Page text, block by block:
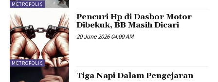
METROPOLIS
METROPOLIS
Pencuri Hp di Dasbor Motor
Dibekuk, BB Masih Dicari
20 June 2026 04:00 AM
Tiga Napi Dalam Pengejaran